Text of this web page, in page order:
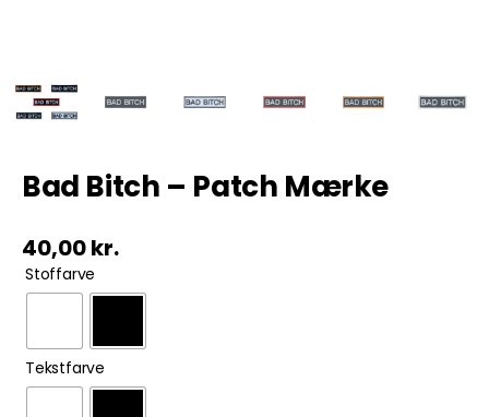
ØL & Spiritus
Rodkasse/Tilbud
Bad Bitch – Patch Mærke
40,00kr.
Stoffarve
Tekstfarve